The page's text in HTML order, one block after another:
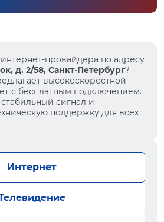
провайдера по адресу
д. 2/58, Санкт-Петербург?
высокоскоростной
с бесплатным подключением.
сигнал и
поддержку для всех
Интернет